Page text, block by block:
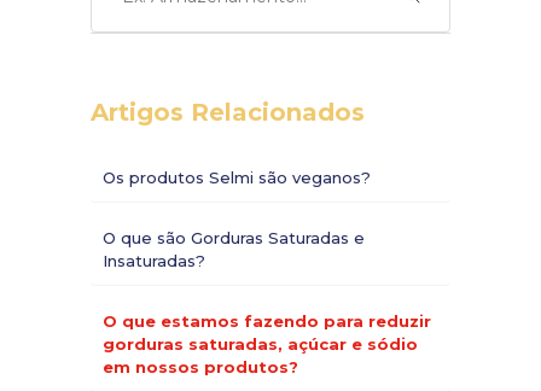
Artigos Relacionados
Os produtos Selmi são veganos?
O que são Gorduras Saturadas e
Insaturadas?
O que estamos fazendo para reduzir
gorduras saturadas, açúcar e sódio
em nossos produtos?